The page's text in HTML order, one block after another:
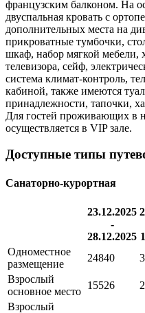
французским балконом. На
двуспальная кровать с
дополнительных места на
прикроватные тумбочки,
шкаф, набор мягкой
телевизора, сейф,
система климат-контроль,
кабиной, также имеются
принадлежности, тапочки,
Для гостей проживающих в
осуществляется в VIP зале.
Доступные типы
Санаторно-курортная
23.12.2025
-
28.12.2025
Одноместное
размещение
24840
Взрослый
основное место
15526
Взрослый